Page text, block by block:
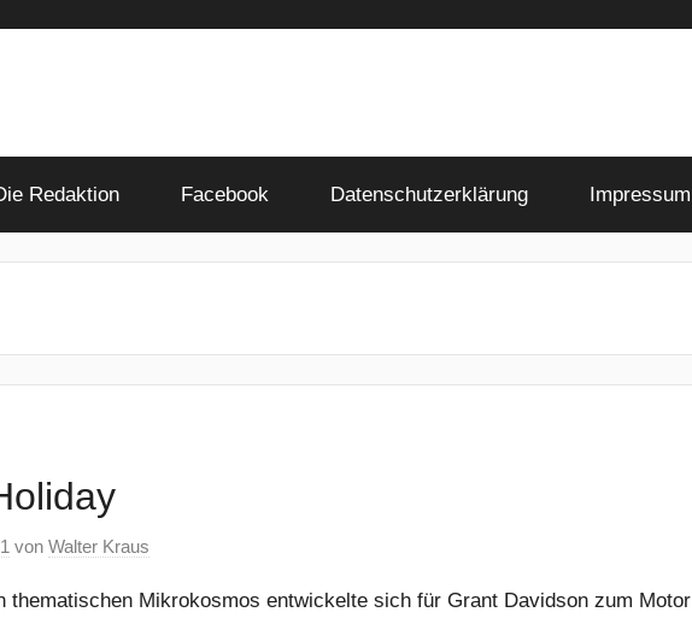
Redaktion Facebook Datenschutzerklärung Impressum
von Walter Kraus
thematischen Mikrokosmos entwickelte sich für Grant Davidson zum Motor